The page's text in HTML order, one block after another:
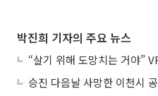
박진희 기자의 주요 뉴스